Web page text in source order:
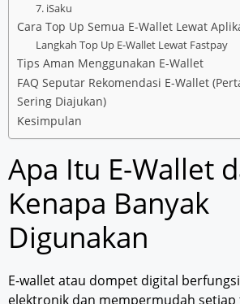
7. iSaku
Cara Top Up Semua E-Wallet Lewat
Langkah Top Up E-Wallet Lewat Fastpay
Tips Aman Menggunakan E-Wallet
FAQ Seputar Rekomendasi E-Wallet
Sering Diajukan)
Kesimpulan
Apa Itu E-Wallet
Kenapa Banyak
Digunakan
E-wallet atau dompet digital
elektronik dan mempermudah setiap